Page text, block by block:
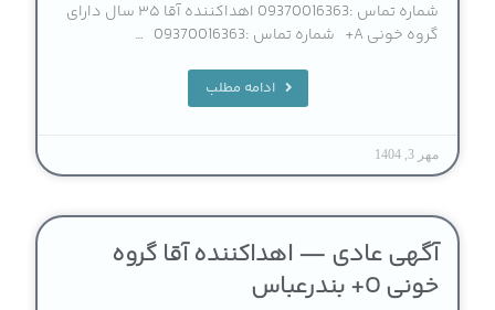
شماره تماس :09370016363 اهداکننده آقا ۳۵ سال دارای
گروه خونی A+ شماره تماس :09370016363 …
ادامه مطلب
مهر 3, 1404
آگهی عادی — اهداکننده آقا گروه
خونی O+ بندرعباس